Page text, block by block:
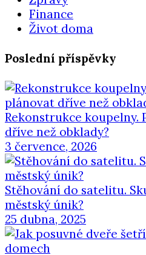
Finance
Život doma
Poslední příspěvky
Rekonstrukce koupelny.
dříve než obklady?
3 července, 2026
Stěhování do satelitu.
městský únik?
25 dubna, 2025